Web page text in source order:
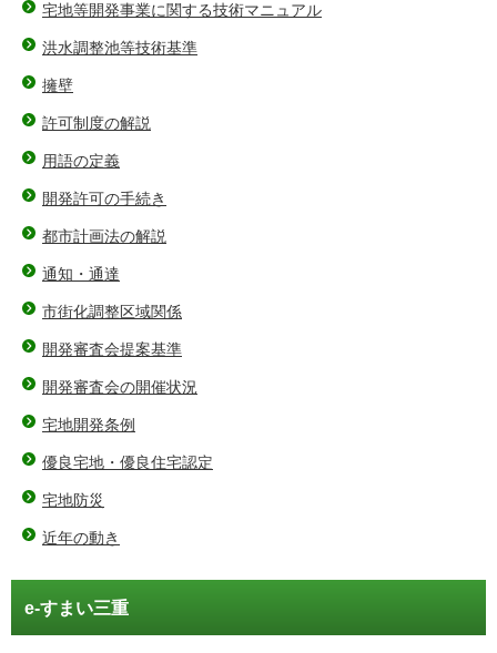
宅地等開発事業に関する技術マニュアル
洪水調整池等技術基準
擁壁
許可制度の解説
用語の定義
開発許可の手続き
都市計画法の解説
通知・通達
市街化調整区域関係
開発審査会提案基準
開発審査会の開催状況
宅地開発条例
優良宅地・優良住宅認定
宅地防災
近年の動き
e-すまい三重